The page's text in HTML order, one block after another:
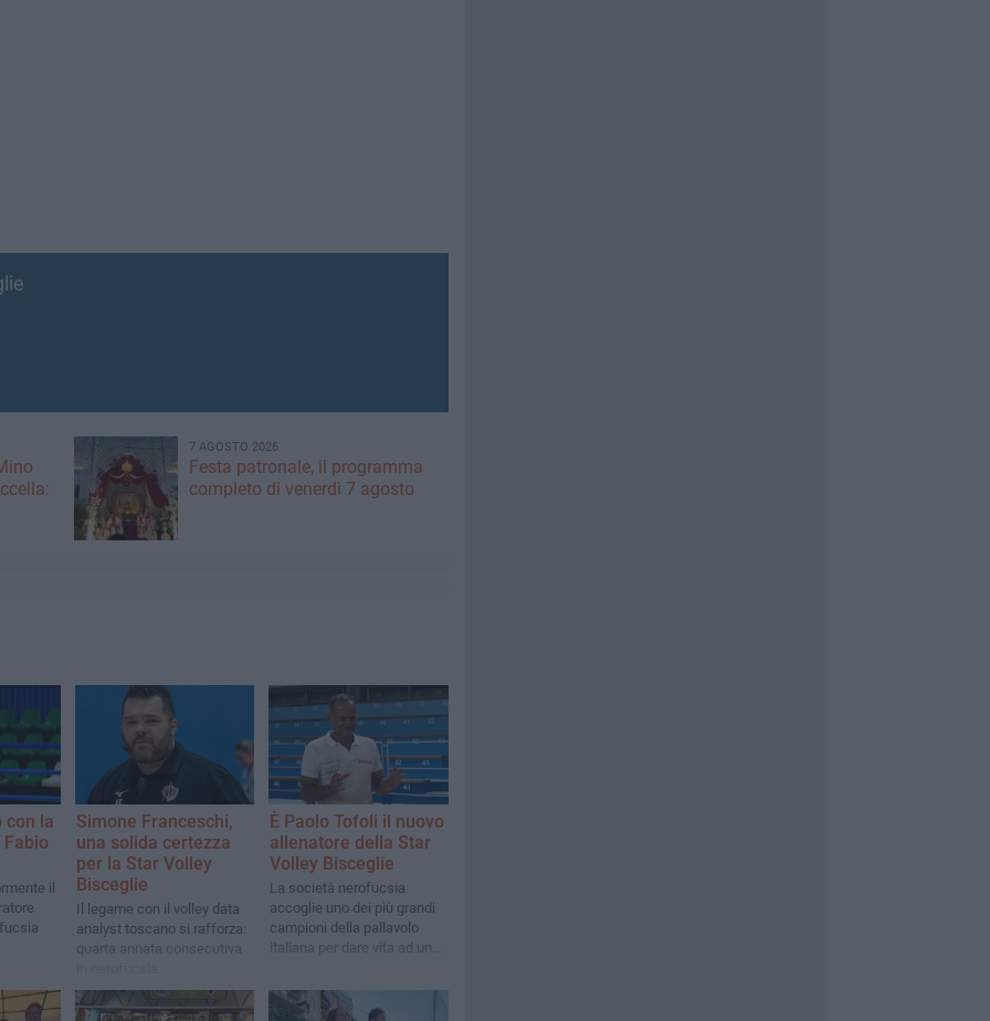
7 AGOSTO 2026
Festa patronale, il programma
completo di venerdì 7 agosto
con la
Fabio
il
Simone Franceschi,
una solida certezza
per la Star Volley
Bisceglie
Il legame con il volley data
analyst toscano si rafforza:
quarta annata consecutiva
È Paolo Tofoli il nuovo
allenatore della Star
Volley Bisceglie
La società nerofucsia
accoglie uno dei più grandi
campioni della pallavolo
italiana per dare vita ad un
e lungimirante